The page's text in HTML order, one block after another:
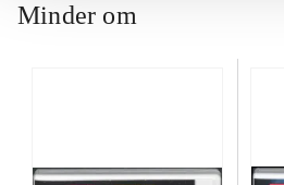
Minder om